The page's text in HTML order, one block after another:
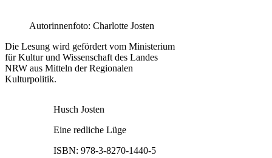
Autorinnenfoto: Charlotte Josten
Die Lesung wird gefördert vom Ministerium
für Kultur und Wissenschaft des Landes
NRW aus Mitteln der Regionalen
Kulturpolitik.
Husch Josten
Eine redliche Lüge
ISBN: 978-3-8270-1440-5